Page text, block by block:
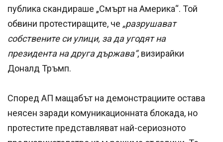
публика скандираше „Смърт на Америка“. Той
обвини протестиращите, че „разрушават
собствените си улици, за да угодят на
президента на друга държава“, визирайки
Доналд Тръмп.
Според АП мащабът на демонстрациите остава
неясен заради комуникационната блокада, но
протестите представляват най-сериозното